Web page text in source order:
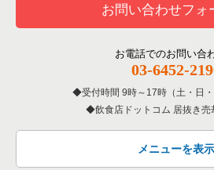
洋食の居抜き売却物件の案件一覧
その他の居抜き売却物件の案件一覧
大阪市東住吉区の飲食店の居抜き売却物
門真市の飲食店の居抜き売却物件の案件
大阪市天王寺区の飲食店の居抜き売却物
高石市の飲食店の居抜き売却物件の案件
大阪府の居酒屋・ダイニングバーの居
大阪府の和食の居抜き売却物件の案件
大阪府の洋食の居抜き売却物件の案件
大阪府のその他の居抜き売却物件の案
お問い合わせフォ
お電話でのお問い合
03-6452-
受付時間 9時～17時（土・日・
飲食店ドットコム 居抜き売
メニューを表示